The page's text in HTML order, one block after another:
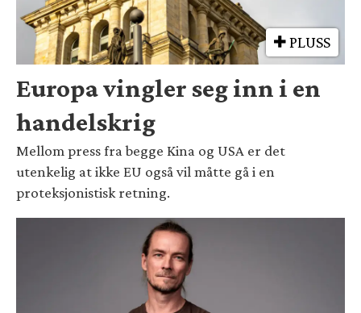
PLUSS
Europa vingler seg inn i en
handelskrig
Mellom press fra begge Kina og USA er det
utenkelig at ikke EU også vil måtte gå i en
proteksjonistisk retning.